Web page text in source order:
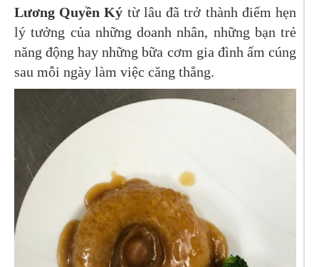
Lương Quyền Ký từ lâu đã trở thành điểm hẹn
lý tưởng của những doanh nhân, những bạn trẻ
năng động hay những bữa cơm gia đình ấm cúng
sau mỗi ngày làm việc căng thẳng.